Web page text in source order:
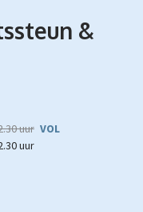
&
uur VOL
uur